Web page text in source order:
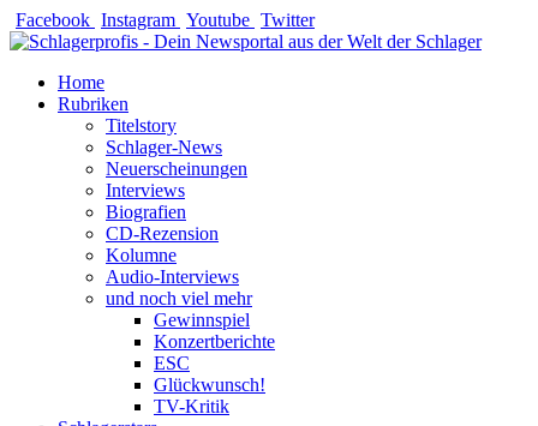
Zum
Inhalt
Facebook Instagram Youtube Twitter
Home
Rubriken
Titelstory
Schlager-News
Neuerscheinungen
Interviews
Biografien
CD-Rezension
Kolumne
Audio-Interviews
und noch viel mehr
Gewinnspiel
Konzertberichte
ESC
Glückwunsch!
TV-Kritik